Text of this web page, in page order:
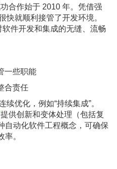
合作始于 2010 年。凭借强
快就顺利接管了开发环境。
件开发和集成的无缝、流畅
一些职能
合责任
优化，例如“持续集成”。
提供创新和变体处理（包括复
自动化软件工程概念，可确保
。